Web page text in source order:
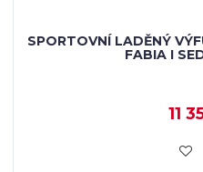
SPORTOVNÍ LADĚNÝ
FABIA I
11